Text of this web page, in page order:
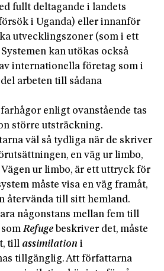
fullt deltagande i landets
i Uganda) eller innanför
utvecklingszoner (som i ett
kan utökas också
internationella företag som i
arbeten till sådana
enligt ovanstående tas
större utsträckning.
väl så tydliga när de skriver
en väg ur limbo,
Vägen ur limbo, är ett uttryck för
måste visa en väg framåt,
återvända till sitt hemland.
någonstans mellan fem till
somRefuge beskriver det, måste
till assimilation i
tillgänglig. Att författarna